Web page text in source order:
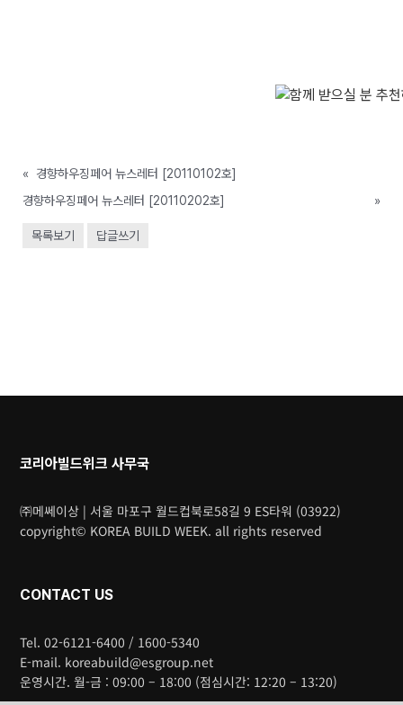
«
경향하우징페어 뉴스레터 [20110102호]
경향하우징페어 뉴스레터 [20110202호]
»
목록보기 답글쓰기
코리아빌드위크 사무국
㈜메쎄이상 | 서울 마포구 월드컵북로58길 9 ES타워 (03922)
copyright© KOREA BUILD WEEK. all rights reserved
CONTACT US
Tel. 02-6121-6400 / 1600-5340
E-mail. koreabuild@esgroup.net
운영시간. 월-금 : 09:00 – 18:00 (점심시간: 12:20 – 13:20)